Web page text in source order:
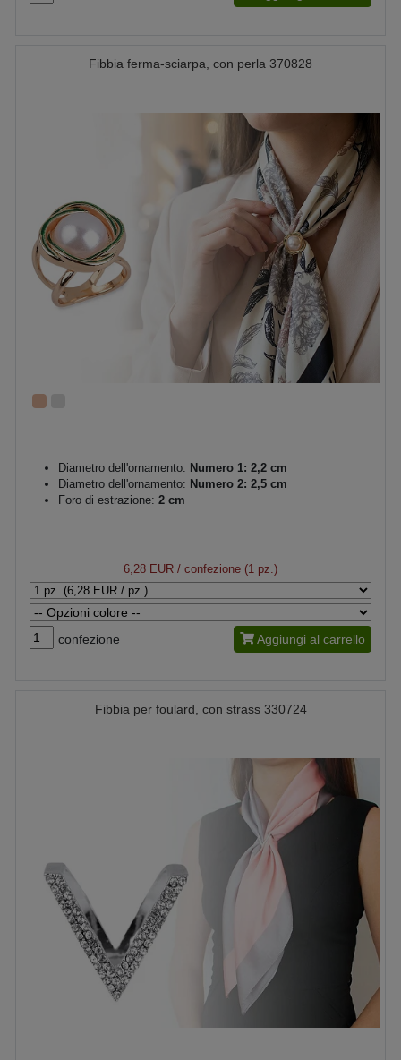
Fibbia ferma-sciarpa, con perla 370828
Diametro dell'ornamento: Numero 1: 2,2 cm
Diametro dell'ornamento: Numero 2: 2,5 cm
Foro di estrazione: 2 cm
6,28 EUR / confezione (1 pz.)
confezione Aggiungi al carrello
Fibbia per foulard, con strass 330724